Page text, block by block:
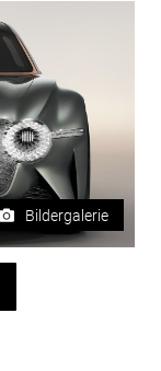
Bildergalerie